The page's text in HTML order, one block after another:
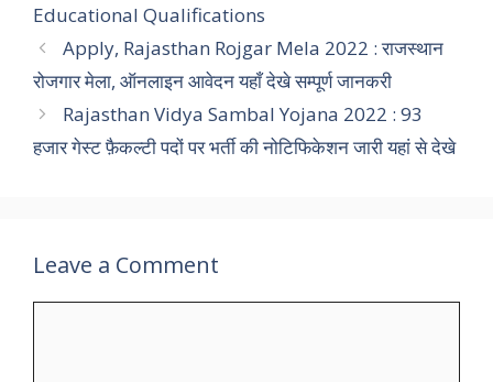
Educational Qualifications
Apply, Rajasthan Rojgar Mela 2022 : राजस्थान
रोजगार मेला, ऑनलाइन आवेदन यहाँ देखे सम्पूर्ण जानकरी
Rajasthan Vidya Sambal Yojana 2022 : 93
हजार गेस्ट फ़ैकल्टी पदों पर भर्ती की नोटिफिकेशन जारी यहां से देखे
Leave a Comment